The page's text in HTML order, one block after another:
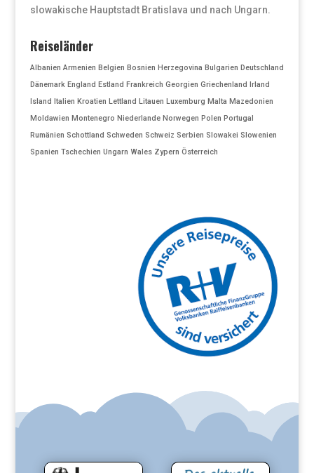
slowakische Hauptstadt Bratislava und nach Ungarn.
Reiseländer
Albanien Armenien Belgien Bosnien Herzegovina Bulgarien Deutschland
Dänemark England Estland Frankreich Georgien Griechenland Irland
Island Italien Kroatien Lettland Litauen Luxemburg Malta Mazedonien
Moldawien Montenegro Niederlande Norwegen Polen Portugal
Rumänien Schottland Schweden Schweiz Serbien Slowakei Slowenien
Spanien Tschechien Ungarn Wales Zypern Österreich